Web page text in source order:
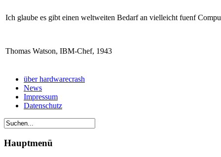
Ich glaube es gibt einen weltweiten Bedarf an vielleicht fuenf
Thomas Watson, IBM-Chef, 1943
über hardwarecrash
News
Impressum
Datenschutz
Hauptmenü